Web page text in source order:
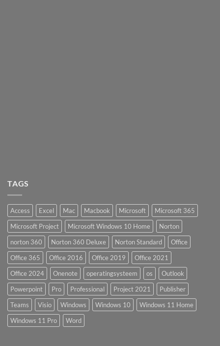
TAGS
Access Excel Mac Macbook Microsoft
Microsoft 365
Microsoft Project
Microsoft Windows 10 Home
Norton
norton 360
Norton 360 Deluxe Norton Standard
Office
Office 365
Office 2016 Office 2019
Office 2021
Office 2024
Onenote operatingsysteem os
Outlook
Powerpoint
Pro Professional Project 2021
Publisher
Teams
Visio Windows Windows 10
Windows 11 Home
Windows 11 Pro
Word